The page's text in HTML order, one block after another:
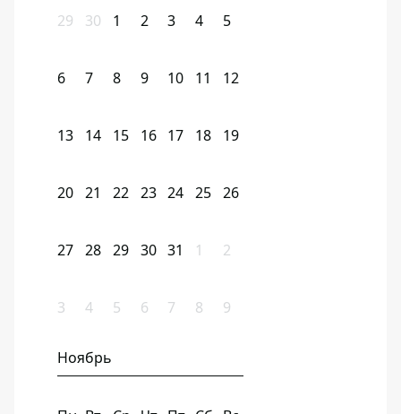
29 30 1 2 3 4 5
6 7 8 9 10 11 12
13 14 15 16 17 18 19
20 21 22 23 24 25 26
27 28 29 30 31 1 2
3 4 5 6 7 8 9
Ноябрь